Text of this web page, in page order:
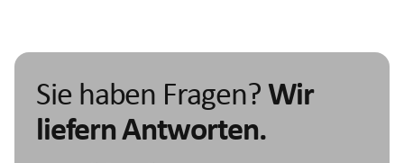
Sie haben Fragen? Wir
liefern Antworten.